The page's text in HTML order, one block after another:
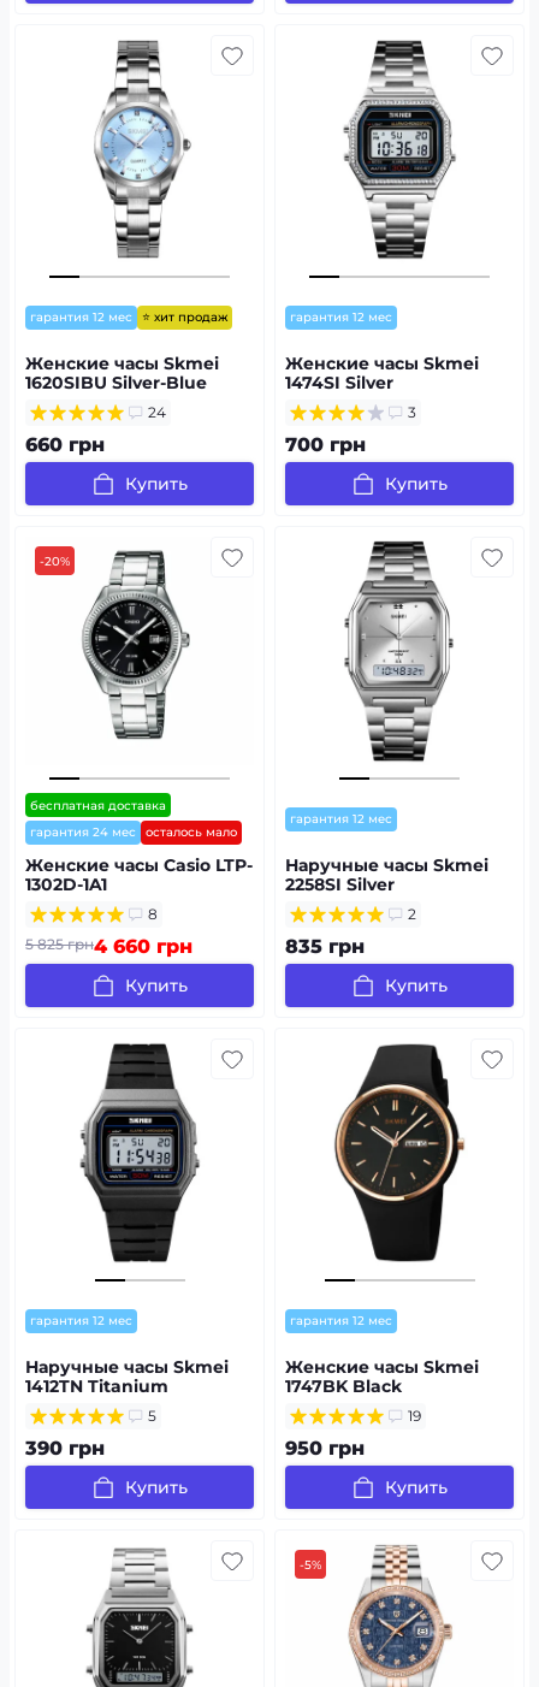
гарантия 12 мес ⭐ хит продаж
Женские часы Skmei
1620SIBU Silver-Blue
24
660 грн
Купить
гарантия 12 мес
Женские часы Skmei
1474SI Silver
3
700 грн
Купить
-20%
бесплатная доставка
гарантия 24 мес
осталось мало
Женские часы Casio LTP-
1302D-1A1
8
5 825 грн4 660 грн
Купить
гарантия 12 мес
Наручные часы Skmei
2258SI Silver
2
835 грн
Купить
гарантия 12 мес
Наручные часы Skmei
1412TN Titanium
5
390 грн
Купить
гарантия 12 мес
Женские часы Skmei
1747BK Black
19
950 грн
Купить
-5%